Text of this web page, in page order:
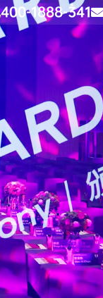
400-1888-341